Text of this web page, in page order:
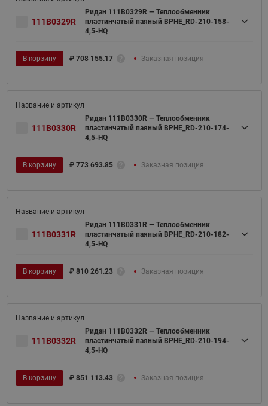
111B0329R
Ридан 111B0329R — Теплообменник
пластинчатый паяный BPHE_RD-210-158-
4,5-HQ
В корзину ₽ 708 155.17 Заказная позиция
111B0330R
Ридан 111B0330R — Теплообменник
пластинчатый паяный BPHE_RD-210-174-
4,5-HQ
В корзину ₽ 773 693.85 Заказная позиция
111B0331R
Ридан 111B0331R — Теплообменник
пластинчатый паяный BPHE_RD-210-182-
4,5-HQ
В корзину ₽ 810 261.23 Заказная позиция
111B0332R
Ридан 111B0332R — Теплообменник
пластинчатый паяный BPHE_RD-210-194-
4,5-HQ
В корзину ₽ 851 113.43 Заказная позиция